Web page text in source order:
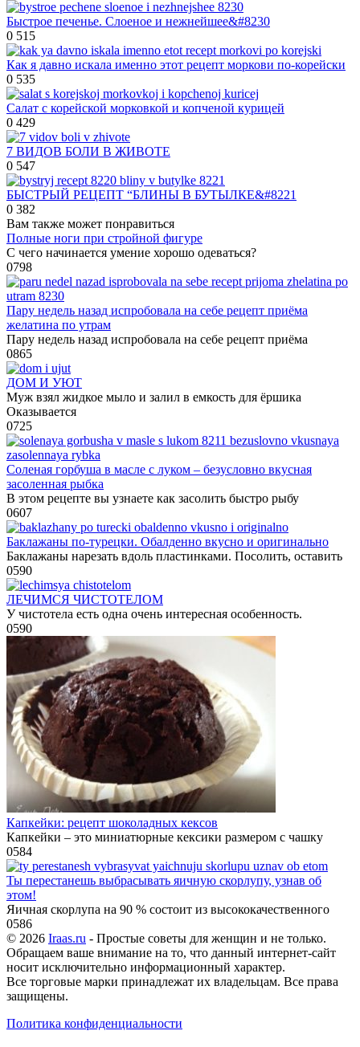
Быстрое печенье. Слоеное и нежнейшее&#8230
0 515
Как я давно искала именно этот рецепт моркови по-корейски
0 535
Салат с корейской морковкой и копченой курицей
0 429
7 ВИДОВ БОЛИ В ЖИВОТЕ
0 547
БЫСТРЫЙ РЕЦЕПТ “БЛИНЫ В БУТЫЛКЕ&#8221
0 382
Вам также может понравиться
Полные ноги при стройной фигуре
С чего начинается умение хорошо одеваться?
0798
Пару недель назад испробовала на себе рецепт приёма
желатина по утрам
Пару недель назад испробовала на себе рецепт приёма
0865
ДОМ И УЮТ
Муж взял жидкое мыло и залил в емкость для ёршика
Оказывается
0725
Соленая горбуша в масле с луком – безусловно вкусная
засоленная рыбка
В этом рецепте вы узнаете как засолить быстро рыбу
0607
Баклажаны по-турецки. Обалденно вкусно и оригинально
Баклажаны нарезать вдоль пластинками. Посолить, оставить
0590
ЛЕЧИМСЯ ЧИСТОТЕЛОМ
У чистотела есть одна очень интересная особенность.
0590
Капкейки: рецепт шоколадных кексов
Капкейки – это миниатюрные кексики размером с чашку
0584
Ты перестанешь выбрасывать яичную скорлупу, узнав об
этом!
Яичная скорлупа на 90 % состоит из высококачественного
0586
© 2026 Iraas.ru - Простые советы для женщин и не только.
Обращаем ваше внимание на то, что данный интернет-сайт
носит исключительно информационный характер.
Все торговые марки принадлежат их владельцам. Все права
защищены.
Политика конфиденциальности